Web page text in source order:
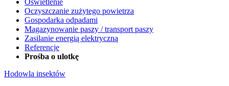
Oświetlenie
Oczyszczanie zużytego powietrza
Gospodarka odpadami
Magazynowanie paszy / transport paszy
Zasilanie energią elektryczną
Referencje
Prośba o ulotkę
Hodowla insektów